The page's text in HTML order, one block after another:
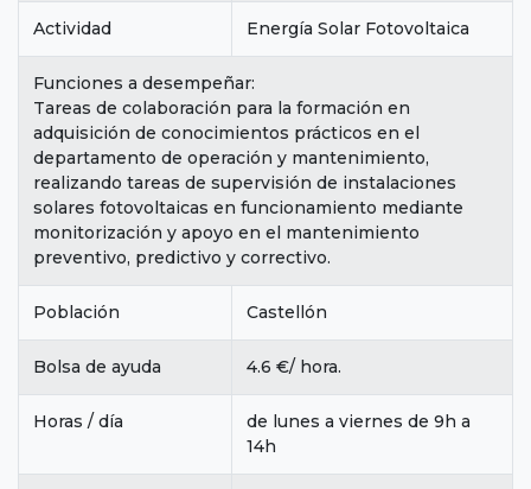
Actividad Energía Solar Fotovoltaica
Funciones a desempeñar:
Tareas de colaboración para la formación en
adquisición de conocimientos prácticos en el
departamento de operación y mantenimiento,
realizando tareas de supervisión de instalaciones
solares fotovoltaicas en funcionamiento mediante
monitorización y apoyo en el mantenimiento
preventivo, predictivo y correctivo.
Población Castellón
Bolsa de ayuda 4.6 €/ hora.
Horas / día
de lunes a viernes de 9h a
14h